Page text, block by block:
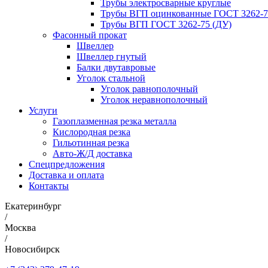
Трубы электросварные круглые
Трубы ВГП оцинкованные ГОСТ 3262-
Трубы ВГП ГОСТ 3262-75 (ДУ)
Фасонный прокат
Швеллер
Швеллер гнутый
Балки двутавровые
Уголок стальной
Уголок равнополочный
Уголок неравнополочный
Услуги
Газоплазменная резка металла
Кислородная резка
Гильотинная резка
Авто-Ж/Д доставка
Спецпредложения
Доставка и оплата
Контакты
Екатеринбург
/
Москва
/
Новосибирск